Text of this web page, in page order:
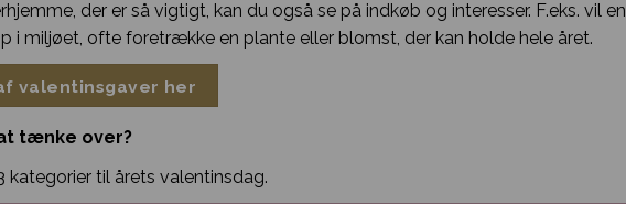
der er så vigtigt, kan du også se på indkøb og interesser. F.eks. vil en
i miljøet, ofte foretrække en plante eller blomst, der kan holde hele året.
valentinsgaver her
tænke over?
kategorier til årets valentinsdag.